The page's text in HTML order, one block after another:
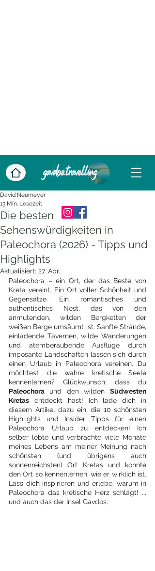
Die besten
Sehenswürdigkeiten in
Paleochora (2026) - Tipps und
Highlights
David Neumeyer
13 Min. Lesezeit
Aktualisiert: 27. Apr.
Paleochora – ein Ort, der das Beste von
Kreta vereint. Ein Ort voller Schönheit und
Gegensätze. Ein romantisches und
authentisches Nest, das von den
anmutenden, wilden Bergketten der
weißen Berge umsäumt ist. Sanfte Strände,
einladende Tavernen, wilde Wanderungen
und atemberaubende Ausflüge durch
imposante Landschaften lassen sich durch
einen Urlaub in Paleochora vereinen. Du
möchtest die wahre kretische Seele
Paleochora und den wilden Südwesten
Kretas entdeckt hast! Ich lade dich in
diesem Artikel dazu ein, die 10 schönsten
Highlights und Insider Tipps für einen
Paleochora Urlaub zu entdecken! Ich
selber lebte und verbrachte viele Monate
meines Lebens am meiner Meinung nach
schönsten (und übrigens auch
sonnenreichsten) Ort Kretas und konnte
den Ort so kennenlernen, wie er wirklich ist.
Lass dich inspirieren und erlebe, warum in
Paleochora das kretische Herz schlägt! ...
und auch das der Insel Gavdos.